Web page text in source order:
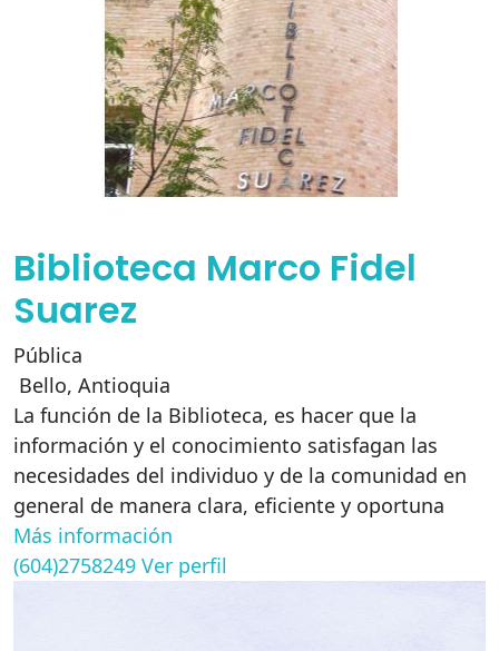
Biblioteca Marco Fidel
Suarez
Pública
Bello, Antioquia
La función de la Biblioteca, es hacer que la
información y el conocimiento satisfagan las
necesidades del individuo y de la comunidad en
general de manera clara, eficiente y oportuna
Más información
(604)2758249 Ver perfil